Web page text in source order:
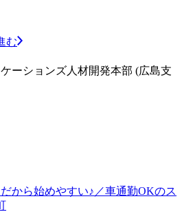
む
ーションズ人材開発本部 (広島支
から始めやすい♪／車通勤OKのス